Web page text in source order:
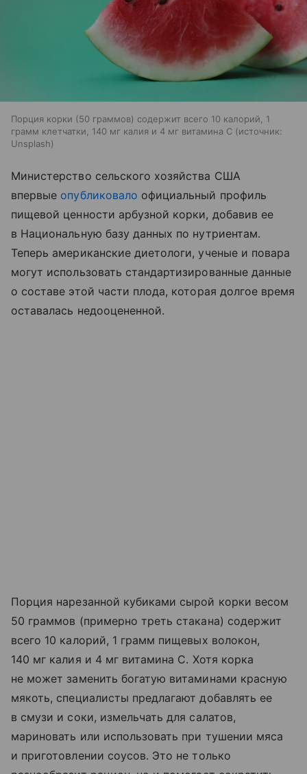
Порция корки (50 граммов) содержит всего 10 калорий, 1
грамм клетчатки, 140 мг калия и 4 мг витамина С
источник:
Unsplash
Министерство сельского хозяйства США
впервые опубликовало официальный профиль
пищевой ценности арбузной корки, добавив ее
в Национальную базу данных по нутриентам.
Теперь американские диетологи, ученые и повара
могут использовать стандартизированные данные
о составе этой части плода, которая долгое время
оставалась недооцененной.
Порция нарезанной кубиками сырой корки весом
50 граммов (примерно треть стакана) содержит
всего 10 калорий, 1 грамм пищевых волокон,
140 мг калия и 4 мг витамина С. Хотя корка
не может заменить богатую витаминами красную
мякоть, специалисты предлагают добавлять ее
в смузи и соки, измельчать для салатов,
мариновать или использовать при тушении мяса
и приготовлении соусов. Это не только